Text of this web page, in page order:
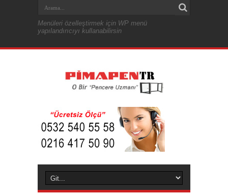
Menüleri özelleştirmek için WP menü
yapılandırıcıyı kullanabilirsin